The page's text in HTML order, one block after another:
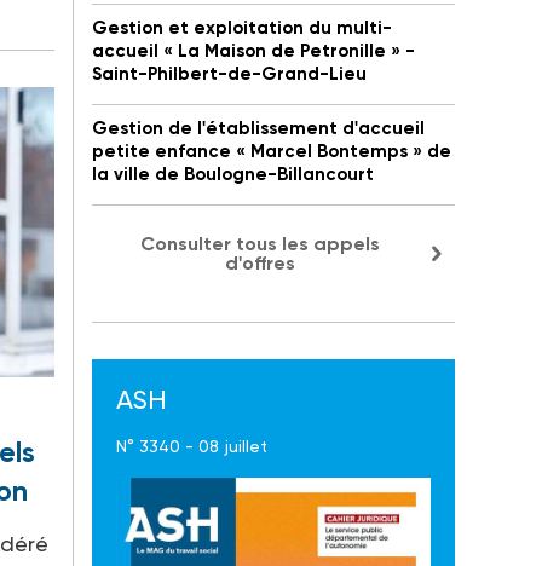
Gestion et exploitation du multi-
accueil « La Maison de Petronille » -
Saint-Philbert-de-Grand-Lieu
Gestion de l'établissement d'accueil
petite enfance « Marcel Bontemps » de
la ville de Boulogne-Billancourt
Consulter tous les appels
d'offres
ASH
N° 3340 - 08 juillet